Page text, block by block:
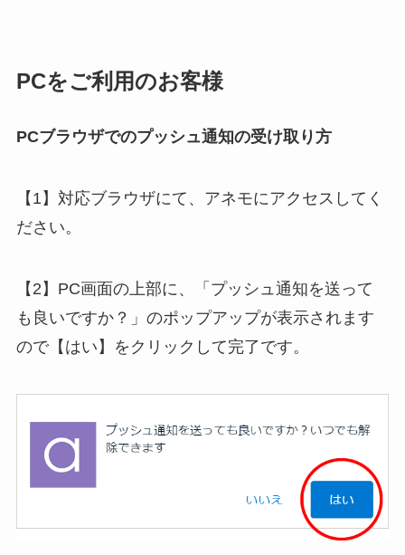
PCをご利用のお客様
PCブラウザでのプッシュ通知の受け取り方
【1】対応ブラウザにて、アネモにアクセスしてく
ださい。
【2】PC画面の上部に、「プッシュ通知を送って
も良いですか？」のポップアップが表示されます
ので【はい】をクリックして完了です。